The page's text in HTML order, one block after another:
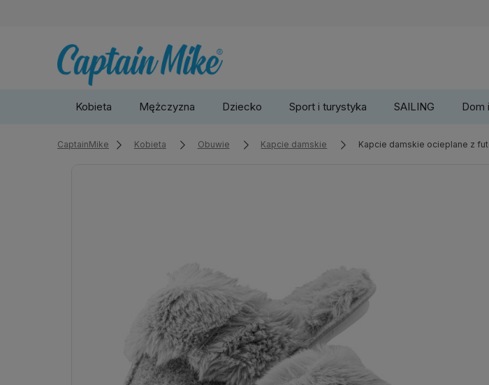
Kobieta Mężczyzna Dziecko Sport i turystyka SAILING Dom
CaptainMike Kobieta Obuwie Kapcie damskie Kapcie damskie ocieplane z